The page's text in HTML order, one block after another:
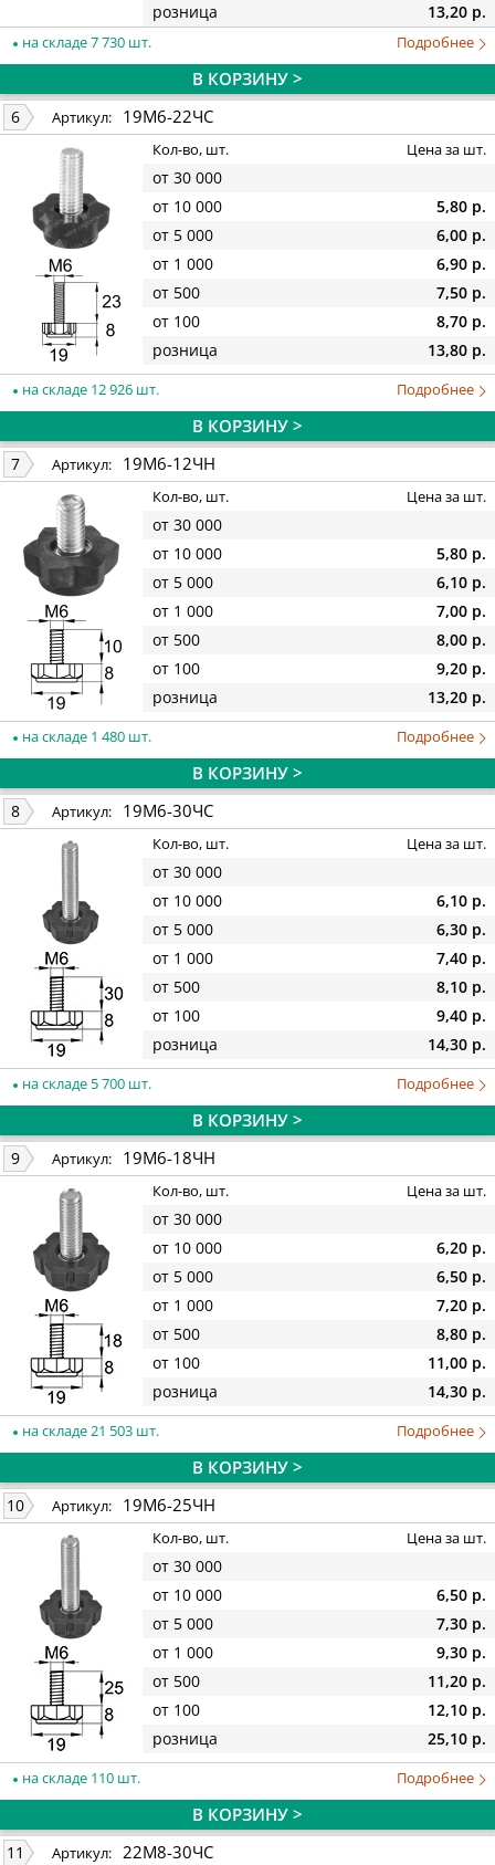
розница
13,20 р.
на складе 7 730 шт. Подробнее
В КОРЗИНУ >
6 Артикул: 19М6-22ЧС
Кол-во, шт. Цена за шт.
от 30 000
от 10 000
5,80 р.
от 5 000
6,00 р.
от 1 000
6,90 р.
от 500
7,50 р.
от 100
8,70 р.
розница
13,80 р.
на складе 12 926 шт. Подробнее
В КОРЗИНУ >
7 Артикул: 19М6-12ЧН
Кол-во, шт. Цена за шт.
от 30 000
от 10 000
5,80 р.
от 5 000
6,10 р.
от 1 000
7,00 р.
от 500
8,00 р.
от 100
9,20 р.
розница
13,20 р.
на складе 1 480 шт. Подробнее
В КОРЗИНУ >
8 Артикул: 19М6-30ЧС
Кол-во, шт. Цена за шт.
от 30 000
от 10 000
6,10 р.
от 5 000
6,30 р.
от 1 000
7,40 р.
от 500
8,10 р.
от 100
9,40 р.
розница
14,30 р.
на складе 5 700 шт. Подробнее
В КОРЗИНУ >
9 Артикул: 19М6-18ЧН
Кол-во, шт. Цена за шт.
от 30 000
от 10 000
6,20 р.
от 5 000
6,50 р.
от 1 000
7,20 р.
от 500
8,80 р.
от 100
11,00 р.
розница
14,30 р.
на складе 21 503 шт. Подробнее
В КОРЗИНУ >
10 Артикул: 19М6-25ЧН
Кол-во, шт. Цена за шт.
от 30 000
от 10 000
6,50 р.
от 5 000
7,30 р.
от 1 000
9,30 р.
от 500
11,20 р.
от 100
12,10 р.
розница
25,10 р.
на складе 110 шт. Подробнее
В КОРЗИНУ >
11 Артикул: 22М8-30ЧС